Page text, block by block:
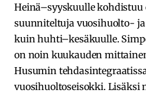
Heinä–syyskuulle kohdistuu
suunniteltuja vuosihuolto-
kuin huhti–kesäkuulle.
on noin kuukauden
Husumin
vuosihuoltoseisokki. Lisäksi